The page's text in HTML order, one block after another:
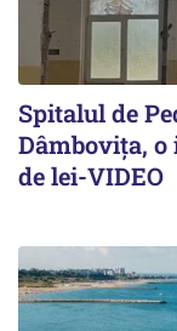
Spitalul de
Dâmbovița, o
de lei-VIDEO